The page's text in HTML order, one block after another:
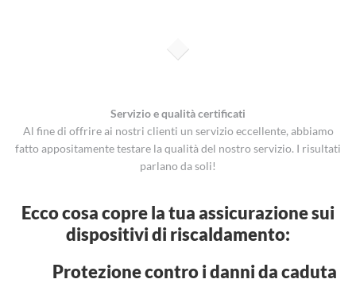
Servizio e qualità certificati
Al fine di offrire ai nostri clienti un servizio eccellente, abbiamo
fatto appositamente testare la qualità del nostro servizio. I risultati
parlano da soli!
Ecco cosa copre la tua assicurazione sui
dispositivi di riscaldamento:
Protezione contro i danni da caduta